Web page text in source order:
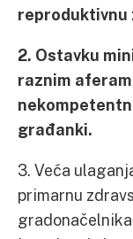
reproduktivnu
2. Ostavku
raznim
građanki.
3. Veća
primarnu